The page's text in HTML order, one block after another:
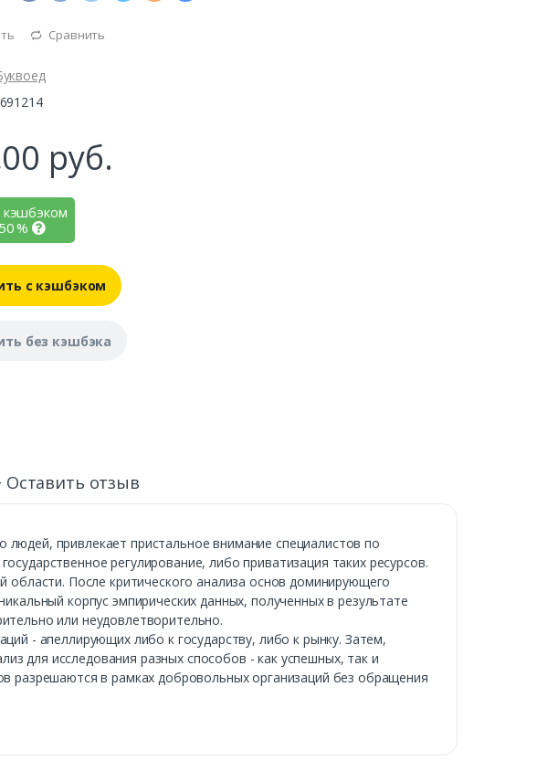
Сравнить
руб.
кэшбэком
%
с кэшбэком
без кэшбэка
Оставить отзыв
привлекает пристальное внимание специалистов по
регулирование, либо приватизация таких ресурсов.
После критического анализа основ доминирующего
корпус эмпирических данных, полученных в результате
или неудовлетворительно.
- апеллирующих либо к государству, либо к рынку. Затем,
для исследования разных способов - как успешных, так и
разрешаются в рамках добровольных организаций без обращения